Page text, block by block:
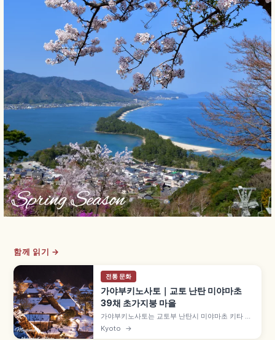
함께 읽기 →
전통 문화
가야부키노사토｜교토 난탄 미야마초
39채 초가지붕 마을
가야부키노사토는 교토부 난탄시 미야마초 키타 집
락에 자리한 초가지붕 마을로, 약 50채 중 39채가
초가지붕 민가입니다. 에도시대 중기 건물도 남은
Kyoto →